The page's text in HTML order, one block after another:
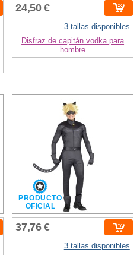
24,50 €
3 tallas disponibles
Disfraz de capitán vodka para
hombre
PRODUCTO
OFICIAL
37,76 €
3 tallas disponibles